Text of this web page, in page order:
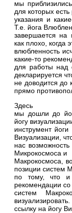
мы
для которых
указания и
Т.е. йога
завершается на
как плохо, когда
влюбленность
какие-то
для работы над
декларируется
не доводится до
прямо
Здесь
мы дошли до
йогу
инструмент
Визуализации,
нас
Микрокосмоса и
Макрокосмоса,
позиции систем
по тому, что и
рекомендации
систем
ссылку на йогу